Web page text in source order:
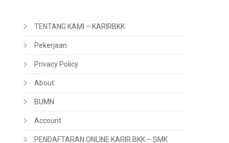
TENTANG KAMI – KARIRBKK
Pekerjaan
Privacy Policy
About
BUMN
Account
PENDAFTARAN ONLINE KARIR BKK – SMK